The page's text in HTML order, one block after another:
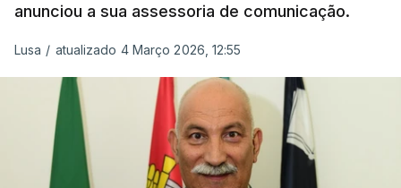
anunciou a sua assessoria de comunicação.
Lusa / atualizado 4 Março 2026, 12:55